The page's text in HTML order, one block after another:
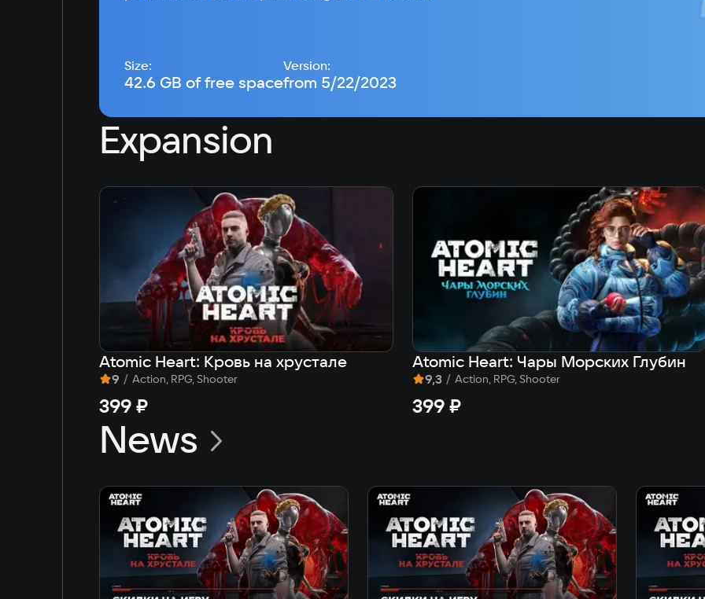
Size:
42.6 GB of free space
Version:
from 5/22/2023
Expansion
Atomic Heart: Кровь на хрустале
9 / Action, RPG, Shooter
399 ₽
Atomic Heart: Чары Морских Глубин
9,3 / Action, RPG, Shooter
399 ₽
News